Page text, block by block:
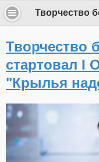
Творчество
стартовал I
"Крылья